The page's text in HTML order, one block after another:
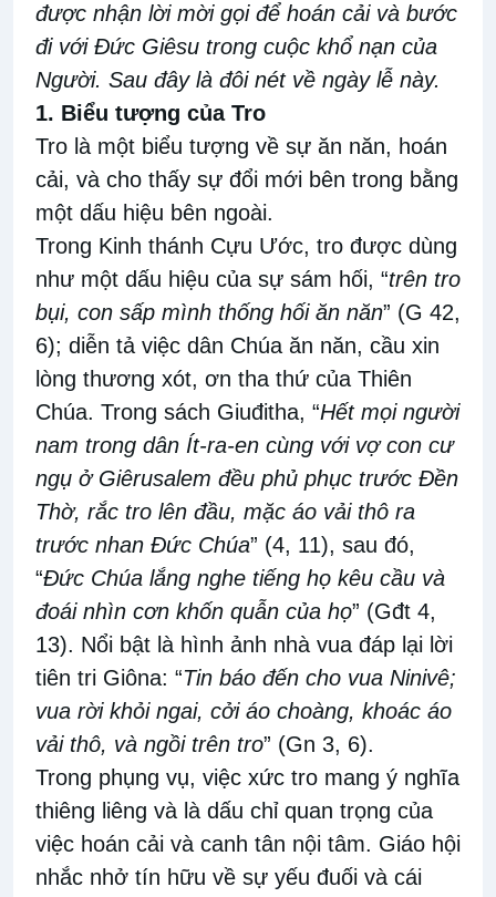
được nhận lời mờigọi để hoán cải và bước
đi với Đức Giêsu trong cuộc khổ nạn của
Người. Sau đây là đôi nét về ngày lễ này.
1. Biểu tượng của Tro
Tro là một biểu tượng về sự ăn năn, hoán
cải, và cho thấy sự đổi mới bên trong bằng
một dấu hiệu bên ngoài.
Trong Kinh thánh Cựu Ước, tro được dùng
như một dấu hiệu của sự sám hối, “trên tro
bụi, con sấp mình thống hối ăn năn” (G 42,
6); diễn tả việc dân Chúa ăn năn, cầu xin
lòng thương xót, ơn tha thứ của Thiên
Chúa. Trong sách Giuđitha, “Hết mọi người
nam trong dân Ít-ra-en cùng với vợ con cư
ngụ ở Giêrusalem đều phủ phục trước Ðền
Thờ, rắc tro lên đầu, mặc áo vải thô ra
trước nhan Ðức Chúa” (4, 11), sau đó,
“Ðức Chúa lắng nghe tiếng họ kêu cầu và
đoái nhìn cơn khốn quẫn của họ” (Gđt 4,
13). Nổi bật là hình ảnh nhà vua đáp lại lời
tiên tri Giôna: “Tin báo đến cho vua Ninivê;
vua rời khỏi ngai, cởi áo choàng, khoác áo
vải thô, và ngồi trên tro” (Gn 3, 6).
Trong phụng vụ, việc xức tro mang ý nghĩa
thiêng liêng và là dấu chỉ quan trọng của
việc hoán cải và canh tân nội tâm. Giáo hội
nhắc nhở tín hữu về sự yếu đuối và cái